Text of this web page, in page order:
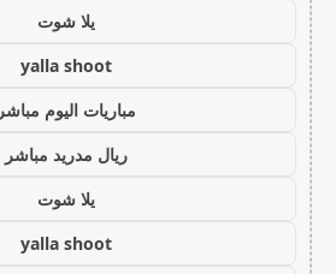
يلا شوت
yalla shoot
مباريات اليوم مباشر
ريال مدريد مباشر
يلا شوت
yalla shoot